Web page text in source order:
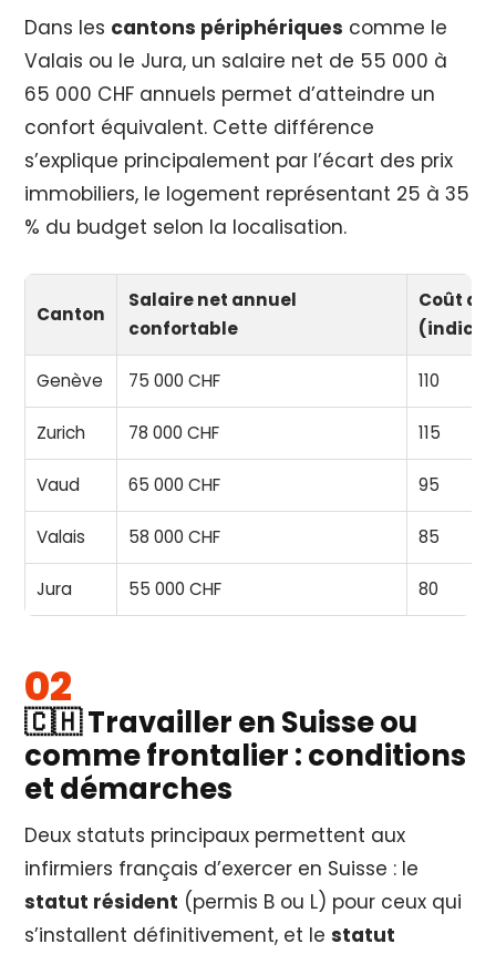
Dans les cantons périphériques comme le
Valais ou le Jura, un salaire net de 55 000 à
65 000 CHF annuels permet d’atteindre un
confort équivalent. Cette différence
s’explique principalement par l’écart des prix
immobiliers, le logement représentant 25 à 35
% du budget selon la localisation.
Canton
Salaire net annuel
confortable
Coût de
(indice)
Genève 75 000 CHF 110
Zurich 78 000 CHF 115
Vaud 65 000 CHF 95
Valais 58 000 CHF 85
Jura 55 000 CHF 80
🇨🇭 Travailler en Suisse ou
comme frontalier : conditions
et démarches
Deux statuts principaux permettent aux
infirmiers français d’exercer en Suisse : le
statut résident (permis B ou L) pour ceux qui
s’installent définitivement, et le statut